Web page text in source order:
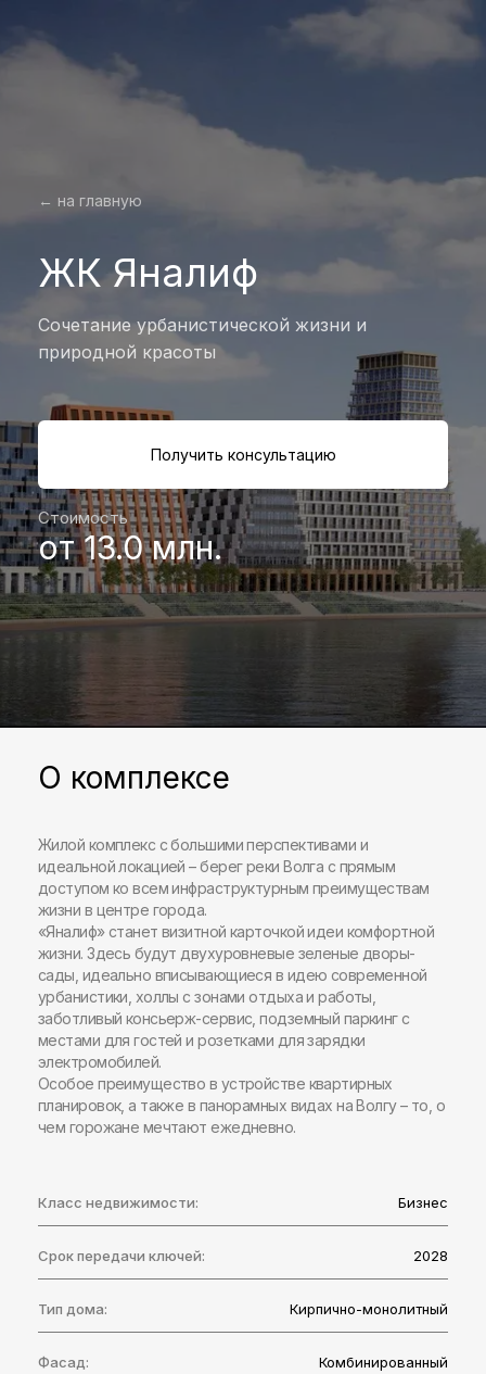
← на главную
ЖК Яналиф
Сочетание урбанистической жизни и
природной красоты
Стоимость
от 13.0 млн.
Получить консультацию
О комплексе
Жилой комплекс с большими перспективами и
идеальной локацией – берег реки Волга с прямым
доступом ко всем инфраструктурным преимуществам
жизни в центре города.
«Яналиф» станет визитной карточкой идеи комфортной
жизни. Здесь будут двухуровневые зеленые дворы-
сады, идеально вписывающиеся в идею современной
урбанистики, холлы с зонами отдыха и работы,
заботливый консьерж-сервис, подземный паркинг с
местами для гостей и розетками для зарядки
электромобилей.
Особое преимущество в устройстве квартирных
планировок, а также в панорамных видах на Волгу – то, о
чем горожане мечтают ежедневно.
Класс недвижимости: Бизнес
Срок передачи ключей: 2028
Тип дома: Кирпично-монолитный
Фасад: Комбинированный